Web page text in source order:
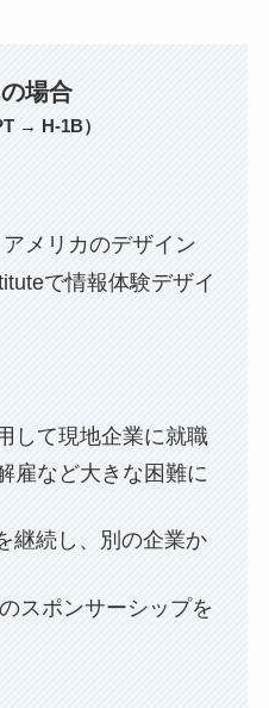
場合
→ H-1B）
メリカのデザイン
で情報体験デザイ
して現地企業に就職
雇など大きな困難に
継続し、別の企業か
スポンサーシップを